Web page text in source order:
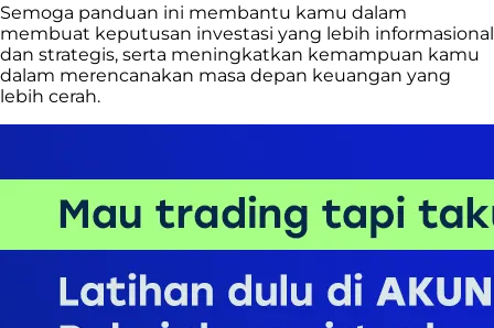
Semoga panduan ini membantu kamu dalam
membuat keputusan investasi yang lebih informasional
dan strategis, serta meningkatkan kemampuan kamu
dalam merencanakan masa depan keuangan yang
lebih cerah.